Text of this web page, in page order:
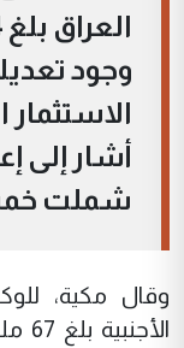
وجود
الاستثمار
أشار إلى
شملت
وقال مكية،